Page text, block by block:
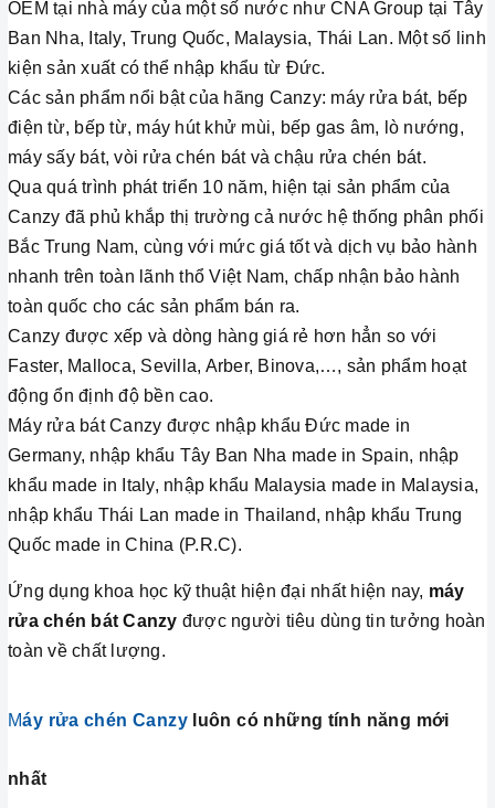
OEM tại nhà máy của một số nước như CNA Group tại Tây
Ban Nha, Italy, Trung Quốc, Malaysia, Thái Lan. Một số linh
kiện sản xuất có thể nhập khẩu từ Đức.
Các sản phẩm nổi bật của hãng Canzy: máy rửa bát, bếp
điện từ, bếp từ, máy hút khử mùi, bếp gas âm, lò nướng,
máy sấy bát, vòi rửa chén bát và chậu rửa chén bát.
Qua quá trình phát triển 10 năm, hiện tại sản phẩm của
Canzy đã phủ khắp thị trường cả nước hệ thống phân phối
Bắc Trung Nam, cùng với mức giá tốt và dịch vụ bảo hành
nhanh trên toàn lãnh thổ Việt Nam, chấp nhận bảo hành
toàn quốc cho các sản phẩm bán ra.
Canzy được xếp và dòng hàng giá rẻ hơn hẳn so với
Faster, Malloca, Sevilla, Arber, Binova,…, sản phẩm hoạt
động ổn định độ bền cao.
Máy rửa bát Canzy được nhập khẩu Đức made in
Germany, nhập khẩu Tây Ban Nha made in Spain, nhập
khẩu made in Italy, nhập khẩu Malaysia made in Malaysia,
nhập khẩu Thái Lan made in Thailand, nhập khẩu Trung
Quốc made in China (P.R.C).
Ứng dụng khoa học kỹ thuật hiện đại nhất hiện nay, máy
rửa chén bát Canzy được người tiêu dùng tin tưởng hoàn
toàn về chất lượng.
Máy rửa chén Canzyluôn có những tính năng mới
nhất